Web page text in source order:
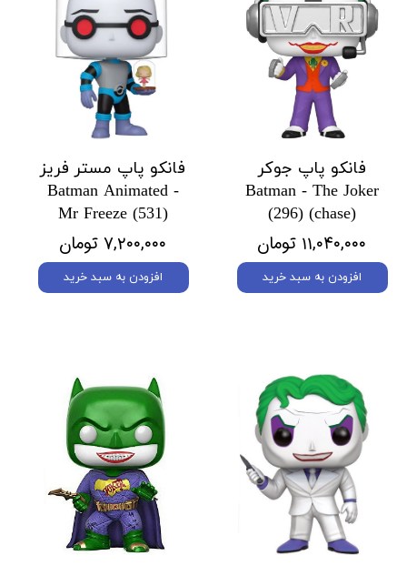
فانکو پاپ جوکر
Batman - The Joker
(296) (chase)
۱۱,۰۴۰,۰۰۰ تومان
افزودن به سبد خرید
فانکو پاپ مستر فریز
Batman Animated -
Mr Freeze (531)
۷,۲۰۰,۰۰۰ تومان
افزودن به سبد خرید